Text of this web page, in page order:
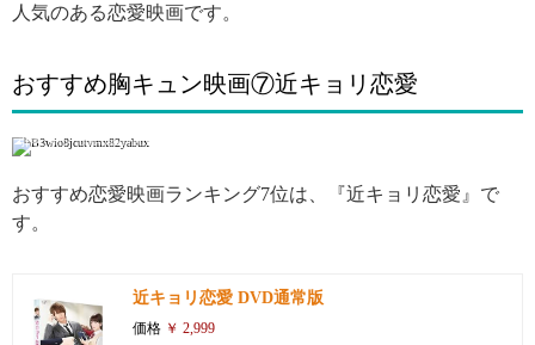
人気のある恋愛映画です。
おすすめ胸キュン映画⑦近キョリ恋愛
引用: http://bun-trend.net/kinkyori-movie-6627
おすすめ恋愛映画ランキング7位は、『近キョリ恋愛』で
す。
近キョリ恋愛 DVD通常版
価格 ￥ 2,999